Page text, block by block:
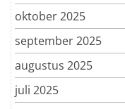
oktober 2025
september 2025
augustus 2025
juli 2025